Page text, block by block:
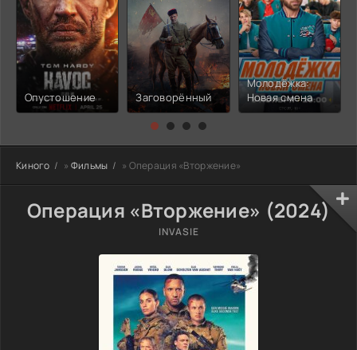
Опустошение Заговорённый
Молодёжка:
Новая смена
Киного » Фильмы » Операция «Вторжение»
Операция «Вторжение» (2024)
INVASIE